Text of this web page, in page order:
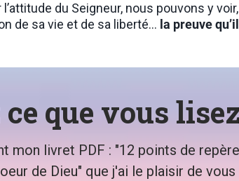
du Seigneur, nous pouvons y
de sa vie et de sa liberté… la preuve
que vous
mon livret PDF : "12 points de repère
de Dieu" que j'ai le plaisir de vous